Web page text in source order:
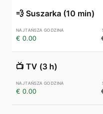
💨 Suszarka (10 min)
€ 0.00
📺 TV (3 h)
€ 0.00